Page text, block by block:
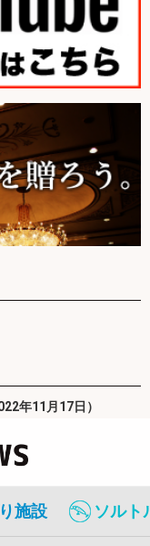
年11月17日）
施設 ソルト